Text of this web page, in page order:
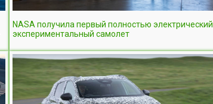
NASA получила первый полностью электрический
экспериментальный самолет